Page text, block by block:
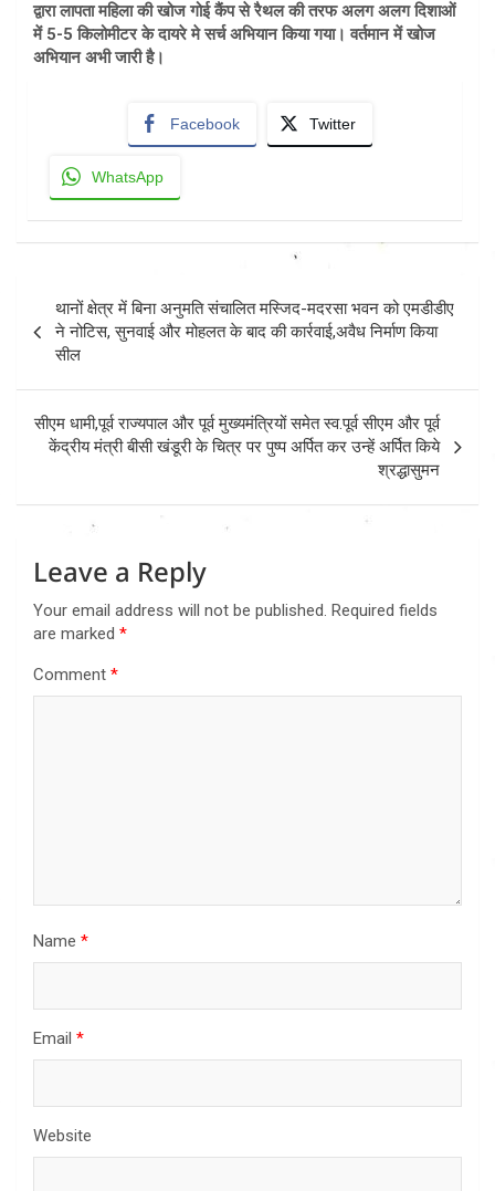
द्वारा लापता महिला की खोज गोई कैंप से रैथल की तरफ अलग अलग दिशाओं
में 5-5 किलोमीटर के दायरे मे सर्च अभियान किया गया। वर्तमान में खोज
अभियान अभी जारी है।
Facebook Twitter
WhatsApp
navigation
थानों क्षेत्र में बिना अनुमति संचालित मस्जिद-मदरसा भवन को एमडीडीए
ने नोटिस, सुनवाई और मोहलत के बाद की कार्रवाई,अवैध निर्माण किया
सील
सीएम धामी,पूर्व राज्यपाल और पूर्व मुख्यमंत्रियों समेत स्व.पूर्व सीएम और पूर्व
केंद्रीय मंत्री बीसी खंडूरी के चित्र पर पुष्प अर्पित कर उन्हें अर्पित किये
श्रद्धासुमन
Leave a Reply
Your email address will not be published. Required fields
are marked *
Comment *
Name *
Email *
Website